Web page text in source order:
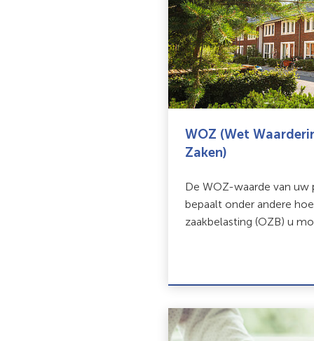
WOZ (Wet
Zaken)
De WOZ-waarde van uw
bepaalt onder andere
zaakbelasting (OZB) u